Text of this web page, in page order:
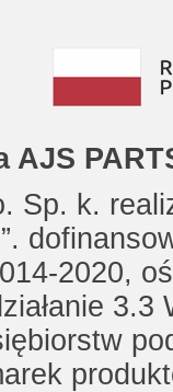
AJS
Sp. k.
2020,